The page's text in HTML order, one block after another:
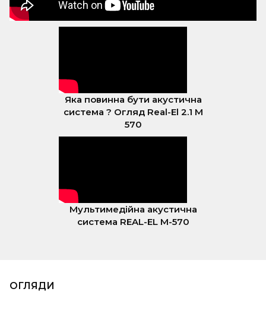
Яка повинна бути акустична
система ? Огляд Real-El 2.1 M
570
Мультимедійна акустична
система REAL-EL M-570
ОГЛЯДИ